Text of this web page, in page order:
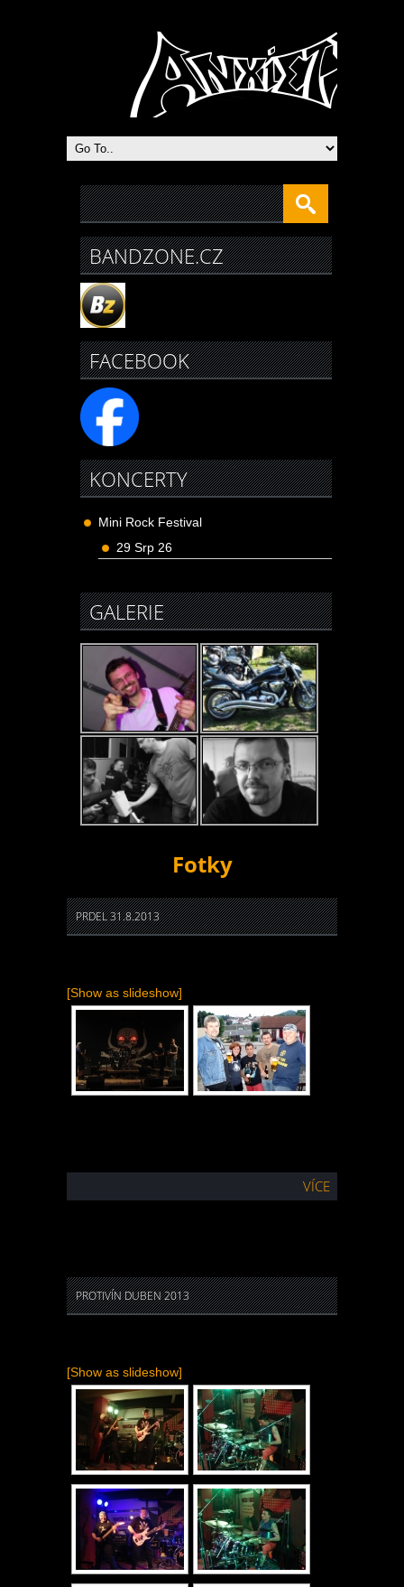
Heavy Metal Praha
BANDZONE.CZ
FACEBOOK
KONCERTY
Mini Rock Festival
29 Srp 26
GALERIE
Fotky
PRDEL 31.8.2013
[Show as slideshow]
VÍCE
PROTIVÍN DUBEN 2013
[Show as slideshow]